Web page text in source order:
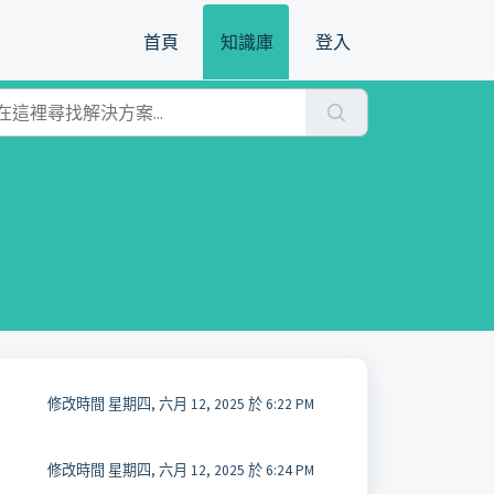
首頁 知識庫 登入
修改時間 星期四, 六月 12, 2025 於 6:22 PM
修改時間 星期四, 六月 12, 2025 於 6:24 PM